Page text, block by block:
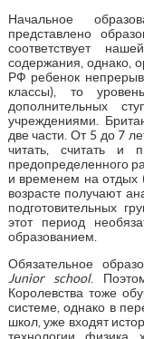
Начальное
представлено
соответствует
содержания, однако,
РФ ребенок
классы), то
дополнительных
учреждениями.
две части. От 5 до 7
читать, считать и
предопределенного
и временем на отдых
возрасте получают
подготовительных
этот период
образованием.
Обязательное
Junior school.
Королевства тоже
системе, однако в
школ, уже входят
технологии,